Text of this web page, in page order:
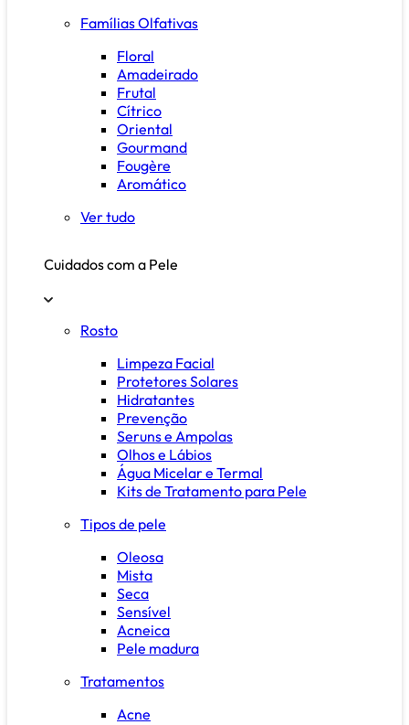
Famílias Olfativas
Floral
Amadeirado
Frutal
Cítrico
Oriental
Gourmand
Fougère
Aromático
Ver tudo
Cuidados com a Pele
Rosto
Limpeza Facial
Protetores Solares
Hidratantes
Prevenção
Seruns e Ampolas
Olhos e Lábios
Água Micelar e Termal
Kits de Tratamento para Pele
Tipos de pele
Oleosa
Mista
Seca
Sensível
Acneica
Pele madura
Tratamentos
Acne